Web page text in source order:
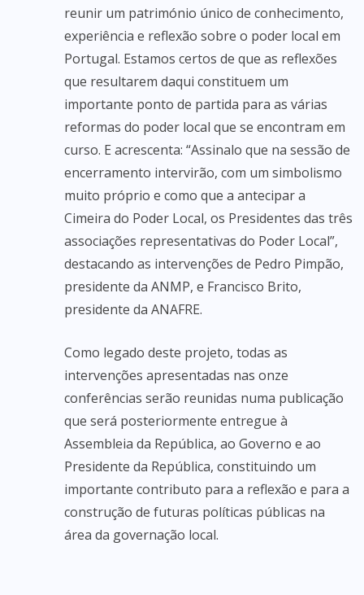
reunir um património único de conhecimento,
experiência e reflexão sobre o poder local em
Portugal. Estamos certos de que as reflexões
que resultarem daqui constituem um
importante ponto de partida para as várias
reformas do poder local que se encontram em
curso. E acrescenta: “Assinalo que na sessão de
encerramento intervirão, com um simbolismo
muito próprio e como que a antecipar a
Cimeira do Poder Local, os Presidentes das três
associações representativas do Poder Local”,
destacando as intervenções de Pedro Pimpão,
presidente da ANMP, e Francisco Brito,
presidente da ANAFRE.
Como legado deste projeto, todas as
intervenções apresentadas nas onze
conferências serão reunidas numa publicação
que será posteriormente entregue à
Assembleia da República, ao Governo e ao
Presidente da República, constituindo um
importante contributo para a reflexão e para a
construção de futuras políticas públicas na
área da governação local.